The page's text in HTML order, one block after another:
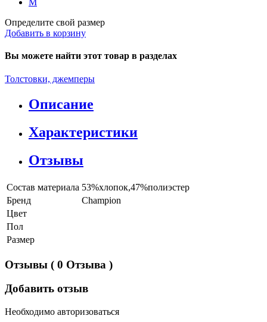
M
Определите свой размер
Добавить в корзину
Вы можете найти этот товар в разделах
Толстовки, джемперы
Описание
Характеристики
Отзывы
Состав материала 53%хлопок,47%полиэстер
Бренд
Champion
Цвет
Пол
Размер
Отзывы ( 0 Отзыва )
Добавить отзыв
Необходимо авторизоваться